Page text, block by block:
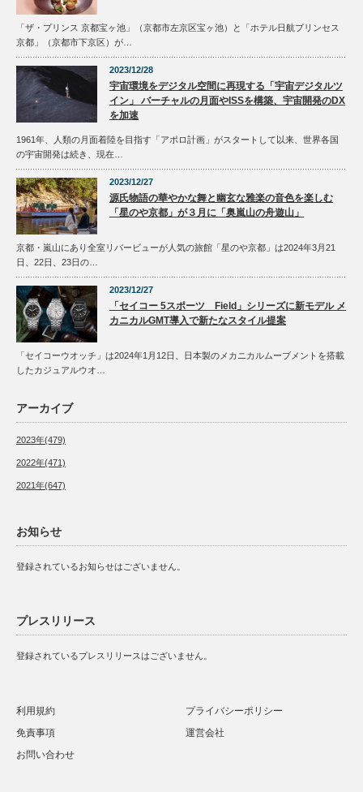
「ザ・プリンス 京都宝ヶ池」（京都市左京区宝ヶ池）と「ホテル日航プリンセス
京都」（京都市下京区）が…
2023/12/28
宇宙環境をデジタル空間に再現する「宇宙デジタルツ
イン」 バーチャルの月面やISSを構築、宇宙開発のDX
を加速
1961年、人類の月面着陸を目指す「アポロ計画」がスタートして以来、世界各国
の宇宙開発は続き、現在…
2023/12/27
源氏物語の華やかな舞と幽玄な雅楽の音色を楽しむ
「星のや京都」が３月に「奥嵐山の舟遊山」
京都・嵐山にあり全室リバービューが人気の旅館「星のや京都」は2024年3月21
日、22日、23日の…
2023/12/27
「セイコー 5スポーツ Field」シリーズに新モデル メ
カニカルGMT導入で新たなスタイル提案
「セイコーウオッチ」は2024年1月12日、日本製のメカニカルムーブメントを搭載
したカジュアルウオ…
アーカイブ
2023年(479)
2022年(471)
2021年(647)
お知らせ
登録されているお知らせはございません。
プレスリリース
登録されているプレスリリースはございません。
利用規約
プライバシーポリシー
免責事項
運営会社
お問い合わせ